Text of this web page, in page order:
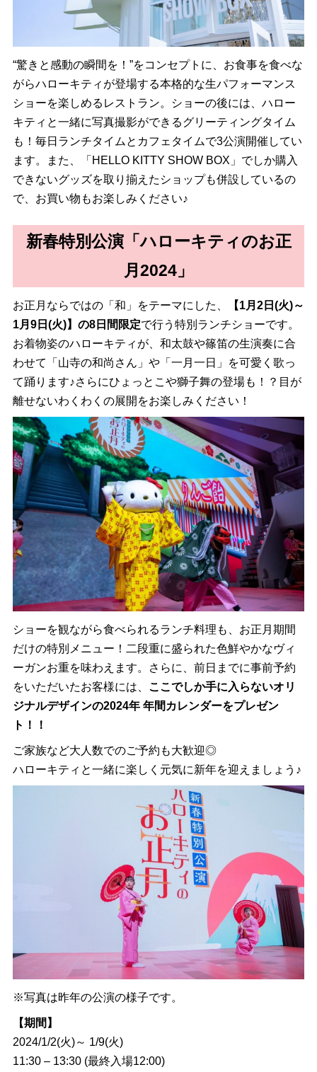
“驚きと感動の瞬間を！”をコンセプトに、お食事を食べな
がらハローキティが登場する本格的な生パフォーマンス
ショーを楽しめるレストラン。ショーの後には、ハロー
キティと一緒に写真撮影ができるグリーティングタイム
も！毎日ランチタイムとカフェタイムで3公演開催してい
ます。また、「HELLO KITTY SHOW BOX」でしか購入
できないグッズを取り揃えたショップも併設しているの
で、お買い物もお楽しみください♪
新春特別公演「ハローキティのお正
月2024」
お正月ならではの「和」をテーマにした、
【1月2日(火)～
1月9日(火)】の8日間限定で行う特別ランチショーです。
お着物姿のハローキティが、和太鼓や篠笛の生演奏に合
わせて「山寺の和尚さん」や「一月一日」を可愛く歌っ
て踊ります♪さらにひょっとこや獅子舞の登場も！？目が
離せないわくわくの展開をお楽しみください！
ショーを観ながら食べられるランチ料理も、お正月期間
だけの特別メニュー！二段重に盛られた色鮮やかなヴィ
ーガンお重を味わえます。さらに、前日までに事前予約
をいただいたお客様には、
ここでしか手に入らないオリ
ジナルデザインの2024年 年間カレンダーをプレゼン
ト！！
ご家族など大人数でのご予約も大歓迎◎
ハローキティと一緒に楽しく元気に新年を迎えましょう♪
※写真は昨年の公演の様子です。
【期間】
2024/1/2(火)～ 1/9(火)
11:30 – 13:30 (最終入場12:00)